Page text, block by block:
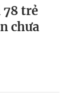
78 trẻ
chưa